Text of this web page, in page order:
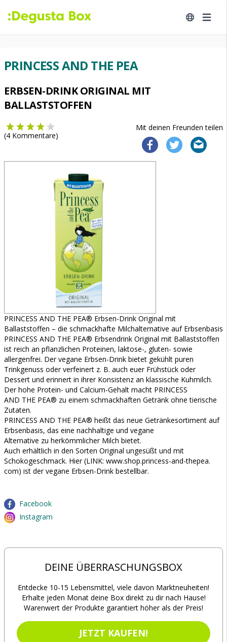
PRINCESS AND THE PEA
ERBSEN-DRINK ORIGINAL MIT
BALLASTSTOFFEN
Mit deinen Freunden teilen
(4 Kommentare)
PRINCESS AND THE PEA® Erbsen-Drink Original mit
Ballaststoffen – die schmackhafte Milchalternative auf Erbsenbasis
PRINCESS AND THE PEA® Erbsendrink Original mit Ballaststoffen
ist reich an pflanzlichen Proteinen, laktose-, gluten- sowie
allergenfrei. Der vegane Erbsen-Drink bietet gekühlt puren
Trinkgenuss oder verfeinert z. B. auch euer Frühstück oder
Dessert und erinnert in ihrer Konsistenz an klassische Kuhmilch.
Der hohe Protein- und Calcium-Gehalt macht PRINCESS
AND THE PEA® zu einem schmackhaften Getränk ohne tierische
Zutaten.
PRINCESS AND THE PEA® heißt das neue Getränkesortiment auf
Erbsenbasis, das eine nachhaltige und vegane
Alternative zu herkömmlicher Milch bietet.
Auch erhältlich in den Sorten Original ungesüßt und mit
Schokogeschmack. Hier (LINK: www.shop.princess-and-thepea.
com) ist der vegane Erbsen-Drink bestellbar.
Facebook
Instagram
DEINE ÜBERRASCHUNGSBOX
Entdecke 10-15 Lebensmittel, viele davon Marktneuheiten!
Erhalte jeden Monat deine Box direkt zu dir nach Hause!
Warenwert der Produkte garantiert höher als der Preis!
JETZT KAUFEN!